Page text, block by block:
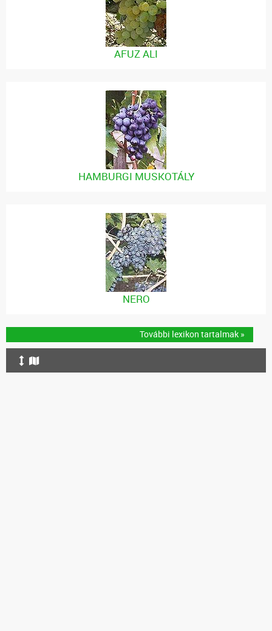
AFUZ ALI
HAMBURGI MUSKOTÁLY
NERO
További lexikon tartalmak »